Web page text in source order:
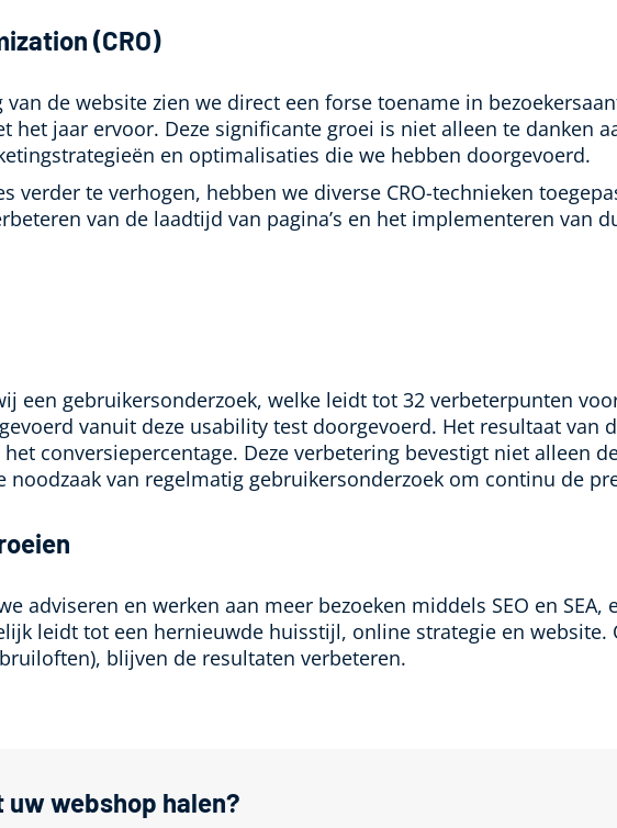
(CRO)
de website zien we direct een forse toename in
het jaar ervoor. Deze significante groei is niet alleen te danken
en optimalisaties die we hebben doorgevoerd.
verder te verhogen, hebben we diverse CRO-technieken
van de laadtijd van pagina’s en het implementeren van
een gebruikersonderzoek, welke leidt tot 32 verbeterpunten
vanuit deze usability test doorgevoerd. Het resultaat van
conversiepercentage. Deze verbetering bevestigt niet alleen
noodzaak van regelmatig gebruikersonderzoek om continu de
adviseren en werken aan meer bezoeken middels SEO en
leidt tot een hernieuwde huisstijl, online strategie en
blijven de resultaten verbeteren.
webshop halen?